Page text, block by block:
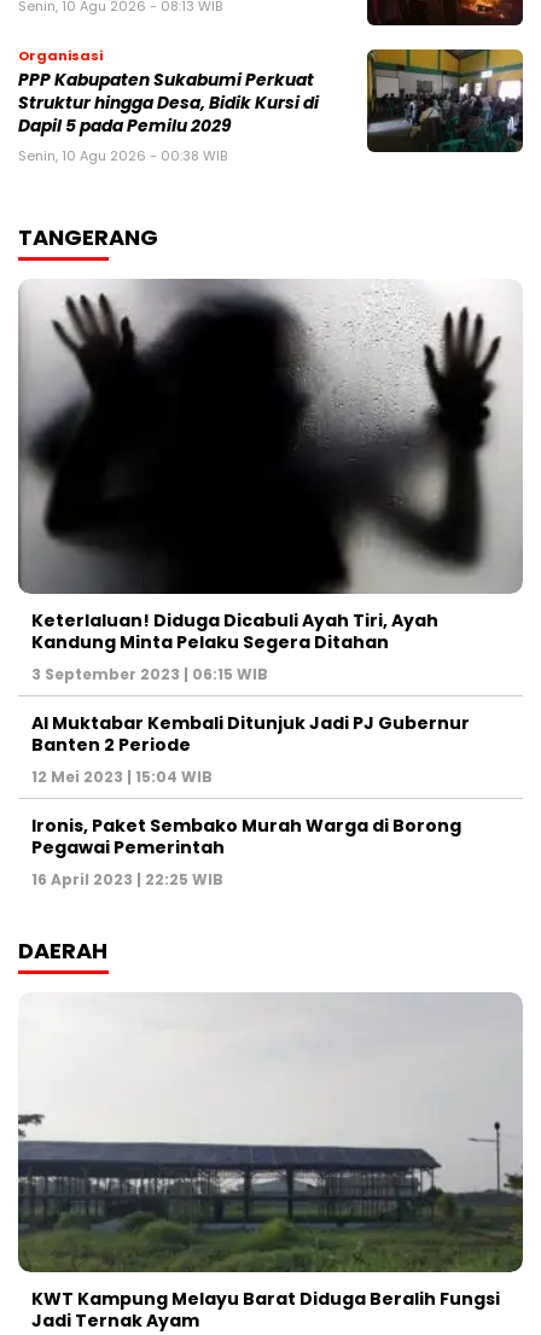
Senin, 10 Agu 2026 - 08:13 WIB
Organisasi
PPP Kabupaten Sukabumi Perkuat
Struktur hingga Desa, Bidik Kursi di
Dapil 5 pada Pemilu 2029
Senin, 10 Agu 2026 - 00:38 WIB
TANGERANG
Keterlaluan! Diduga Dicabuli Ayah Tiri, Ayah
Kandung Minta Pelaku Segera Ditahan
3 September 2023 | 06:15 WIB
Al Muktabar Kembali Ditunjuk Jadi PJ Gubernur
Banten 2 Periode
12 Mei 2023 | 15:04 WIB
Ironis, Paket Sembako Murah Warga di Borong
Pegawai Pemerintah
16 April 2023 | 22:25 WIB
DAERAH
KWT Kampung Melayu Barat Diduga Beralih Fungsi
Jadi Ternak Ayam